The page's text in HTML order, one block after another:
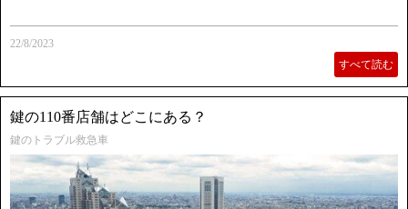
22/8/2023
すべて読む
鍵の110番店舗はどこにある？
鍵のトラブル救急車